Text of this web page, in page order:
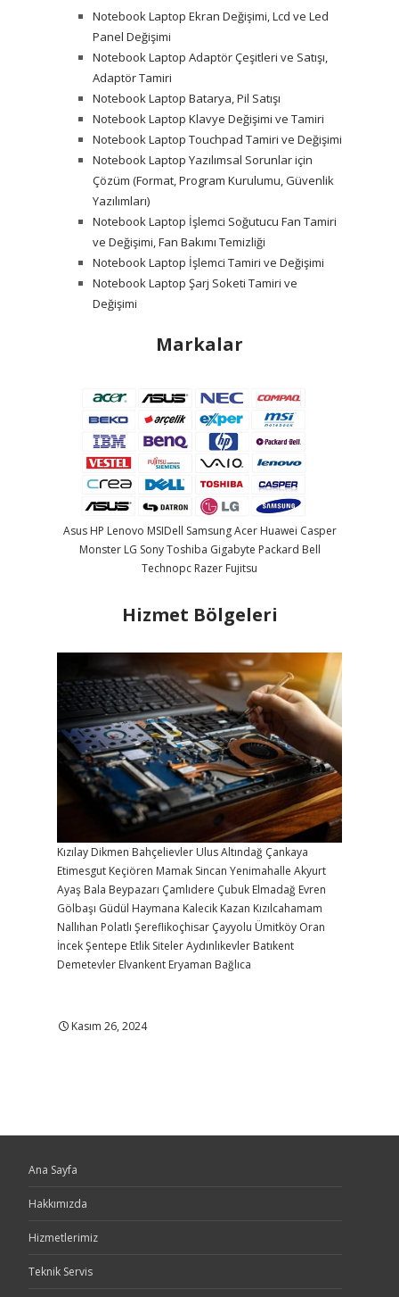
Notebook Laptop Ekran Değişimi, Lcd ve Led
Panel Değişimi
Notebook Laptop Adaptör Çeşitleri ve Satışı,
Adaptör Tamiri
Notebook Laptop Batarya, Pil Satışı
Notebook Laptop Klavye Değişimi ve Tamiri
Notebook Laptop Touchpad Tamiri ve Değişimi
Notebook Laptop Yazılımsal Sorunlar için
Çözüm (Format, Program Kurulumu, Güvenlik
Yazılımları)
Notebook Laptop İşlemci Soğutucu Fan Tamiri
ve Değişimi, Fan Bakımı Temizliği
Notebook Laptop İşlemci Tamiri ve Değişimi
Notebook Laptop Şarj Soketi Tamiri ve
Değişimi
Markalar
Asus HP Lenovo MSIDell SamsungAcer Huawei Casper
Monster LG SonyToshiba Gigabyte Packard Bell
Technopc Razer Fujitsu
Hizmet Bölgeleri
Kızılay Dikmen Bahçelievler UlusAltındağ Çankaya
Etimesgut Keçiören Mamak Sincan Yenimahalle Akyurt
Ayaş Bala Beypazarı Çamlıdere Çubuk Elmadağ Evren
Gölbaşı Güdül Haymana Kalecik Kazan Kızılcahamam
Nallıhan Polatlı Şereflikoçhisar Çayyolu Ümitköy Oran
İncekŞentepe Etlik SitelerAydınlıkevler Batıkent
Demetevler Elvankent Eryaman Bağlıca
Kasım 26, 2024
Ana Sayfa
Hakkımızda
Hizmetlerimiz
Teknik Servis